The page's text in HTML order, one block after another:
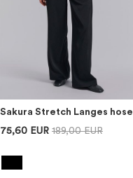
Sakura Stretch Langes hose
75,60 EUR 189,00 EUR